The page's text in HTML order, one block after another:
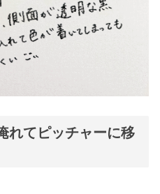
れてピッチャーに移